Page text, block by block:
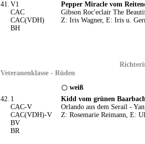
41. V1
CAC
CAC(VDH)
BH
Pepper Miracle vom
Gibson Roc'eclair The
Z: Iris Wagner, E: Iris u.
Veteranenklasse - Rüden
weiß
42. 1
CAC-V
CAC(VDH)-V
BV
BR
Kidd vom grünen
Orlando aus dem Serail -
Z: Rosemarie Reimann, E: